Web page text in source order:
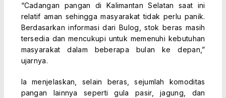
“Cadangan pangan di Kalimantan Selatan saat ini
relatif aman sehingga masyarakat tidak perlu panik.
Berdasarkan informasi dari Bulog, stok beras masih
tersedia dan mencukupi untuk memenuhi kebutuhan
masyarakat dalam beberapa bulan ke depan,”
ujarnya.
Ia menjelaskan, selain beras, sejumlah komoditas
pangan lainnya seperti gula pasir, jagung, dan